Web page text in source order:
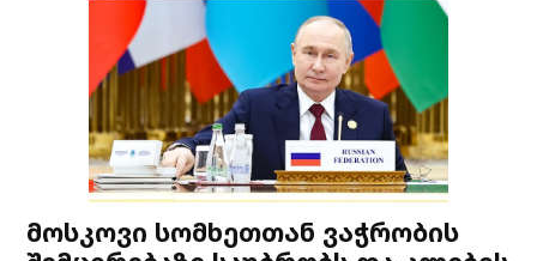
მოსკოვი სომხეთთან ვაჭრობის